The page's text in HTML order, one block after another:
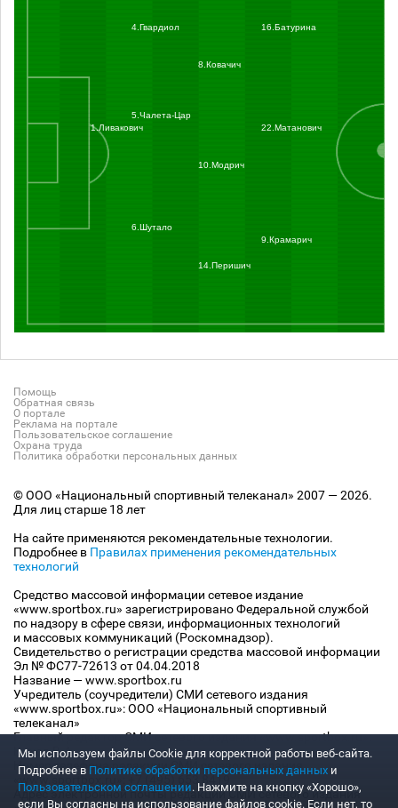
16.Батурина
4.Гвардиол
8.Ковачич
9.Крамарич
1.Ливакович 22.Матанович
10.Модрич
14.Перишич
5.Чалета-Цар
6.Шутало
Помощь
Обратная связь
О портале
Реклама на портале
Пользовательское соглашение
Охрана труда
Политика обработки персональных данных
© ООО «Национальный спортивный телеканал» 2007 — 2026.
Для лиц старше 18 лет
На сайте применяются рекомендательные технологии.
Подробнее в Правилах применения рекомендательных
технологий
Средство массовой информации сетевое издание
«www.sportbox.ru» зарегистрировано Федеральной службой
по надзору в сфере связи, информационных технологий
и массовых коммуникаций (Роскомнадзор).
Свидетельство о регистрации средства массовой информации
Эл № ФС77-72613 от 04.04.2018
Название — www.sportbox.ru
Учредитель (соучредители) СМИ сетевого издания
«www.sportbox.ru»: ООО «Национальный спортивный
телеканал»
Главный редактор СМИ сетевого издания «www.sportbox.ru»:
Конов В.А.
Номер телефона редакции СМИ сетевого издания
«www.sportbox.ru»: +7 (495) 653 8419
Адрес электронной почты редакции СМИ сетевого издания
Мы используем файлы Сookie для корректной работы веб-сайта.
Подробнее в Политике обработки персональных данных и
Пользовательском соглашении. Нажмите на кнопку «Хорошо»,
если Вы согласны на использование файлов cookie. Если нет, то